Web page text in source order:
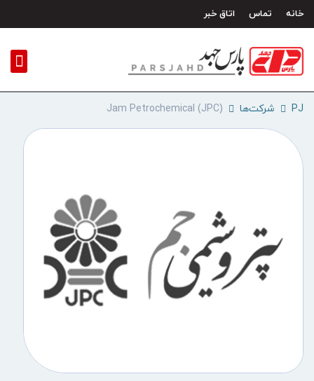
خانه تماس اتاق خبر
PJ شرکت‌ها (JPC) Jam Petrochemical